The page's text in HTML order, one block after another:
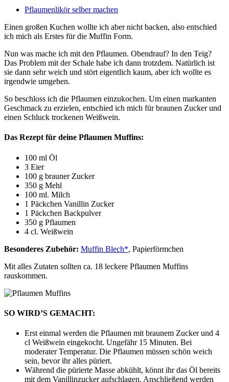
Pflaumenlikör selber machen
Einen großen Kuchen wollte ich aber nicht backen, also entschied
ich mich als Erstes für die Muffin Form.
Nun was mache ich mit den Pflaumen. Obendrauf? In den Teig?
Das Problem mit der Schale habe ich dann trotzdem. Natürlich ist
sie dann sehr weich und stört eigentlich kaum, aber ich wollte es
irgendwie umgehen.
So beschloss ich die Pflaumen einzukochen. Um einen markanten
Geschmack zu erzielen, entschied ich mich für braunen Zucker und
einen Schluck trockenen Weißwein.
Das Rezept für deine Pflaumen Muffins:
100 ml Öl
3 Eier
100 g brauner Zucker
350 g Mehl
100 ml. Milch
1 Päckchen Vanillin Zucker
1 Päckchen Backpulver
350 g Pflaumen
4 cl. Weißwein
Besonderes Zubehör: Muffin Blech*, Papierförmchen
Mit alles Zutaten sollten ca. 18 leckere Pflaumen Muffins
rauskommen.
SO WIRD’S GEMACHT:
Erst einmal werden die Pflaumen mit braunem Zucker und 4
cl Weißwein eingekocht. Ungefähr 15 Minuten. Bei
moderater Temperatur. Die Pflaumen müssen schön weich
sein, bevor ihr alles püriert.
Während die pürierte Masse abkühlt, könnt ihr das Öl bereits
mit dem Vanillinzucker aufschlagen. Anschließend werden